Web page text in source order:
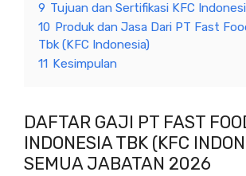
9 Tujuan dan Sertifikasi KFC
10 Produk dan Jasa Dari PT Fast
Tbk (KFC Indonesia)
11 Kesimpulan
DAFTAR GAJI PT FAST
INDONESIA TBK (KFC
SEMUA JABATAN 2026